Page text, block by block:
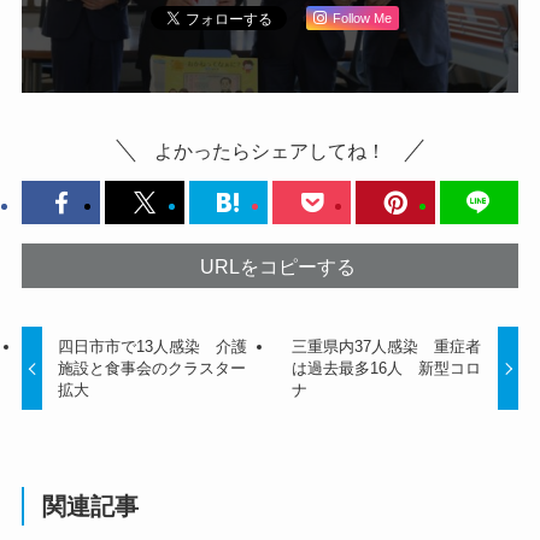
Follow Me
よかったらシェアしてね！
URLをコピーする
四日市市で13人感染 介護
施設と食事会のクラスター
拡大
三重県内37人感染 重症者
は過去最多16人 新型コロ
ナ
関連記事